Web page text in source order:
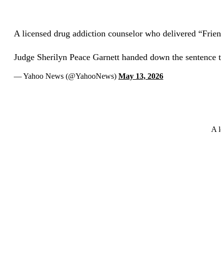
A licensed drug addiction counselor who delivered
Judge Sherilyn Peace Garnett handed down the
— Yahoo News (@YahooNews) May 13, 2026
A